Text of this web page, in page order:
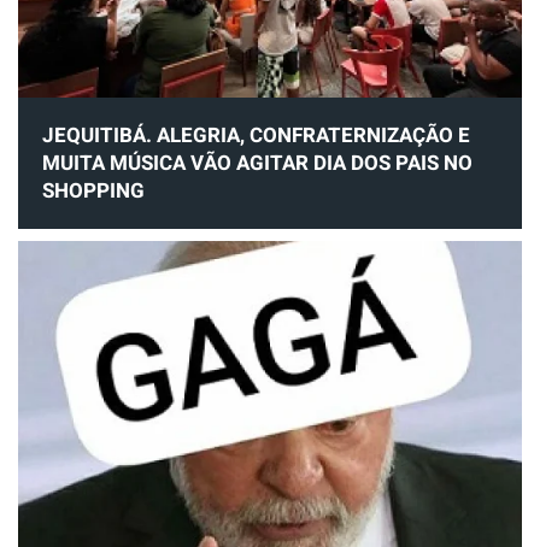
JEQUITIBÁ. ALEGRIA, CONFRATERNIZAÇÃO E
MUITA MÚSICA VÃO AGITAR DIA DOS PAIS NO
SHOPPING